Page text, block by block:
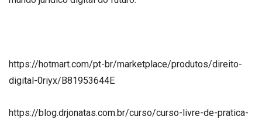
https://hotmart.com/pt-br/marketplace/produtos/direito-
digital-0riyx/B81953644E
https://blog.drjonatas.com.br/curso/curso-livre-de-pratica-